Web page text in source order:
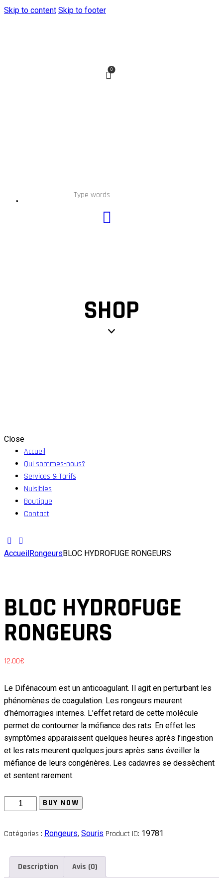
Skip to content Skip to footer
0
SHOP
Close
Accueil
Qui sommes-nous?
Services & Tarifs
Nuisibles
Boutique
Contact
AccueilRongeursBLOC HYDROFUGE RONGEURS
BLOC HYDROFUGE
RONGEURS
12.00€
Le Difénacoum est un anticoagulant. Il agit en perturbant les
phénomènes de coagulation. Les rongeurs meurent
d’hémorragies internes. L’effet retard de cette molécule
permet de contourner la méfiance des rats. En effet les
symptômes apparaissent quelques heures après l’ingestion
et les rats meurent quelques jours après sans éveiller la
méfiance de leurs congénères. Les cadavres se dessèchent
et sentent rarement.
quantité
de
HYDROFUGE
BUY NOW
Catégories : Rongeurs, Souris Product ID: 19781
Description Avis (0)